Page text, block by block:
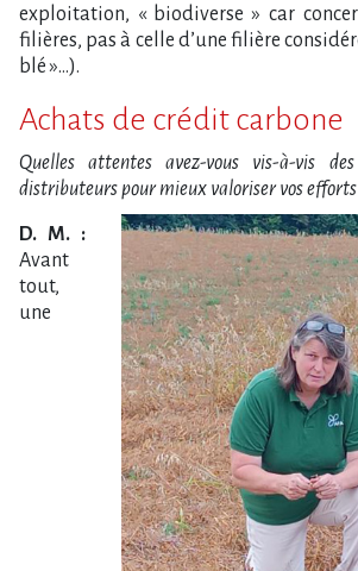
exploitation, « biodiverse » car
filières, pas à celle d’une filière
blé »…).
Achats de crédit carbone
Quelles attentes avez-vous vis-à-vis
distributeurs pour mieux valoriser vos
D. M. :
Avant
tout,
une